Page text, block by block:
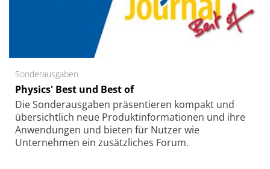
Sonderausgaben
Physics' Best und Best of
Die Sonder­ausgaben präsentieren kompakt und
übersichtlich neue Produkt­informationen und ihre
Anwendungen und bieten für Nutzer wie
Unternehmen ein zusätzliches Forum.